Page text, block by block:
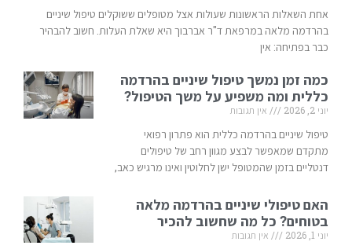
אחת השאלות הראשונות שעולות אצל מטופלים ששוקלים טיפול שיניים
בהרדמה מלאה במרפאת ד"ר אברבוך היא שאלת העלות. חשוב להבהיר
כבר בפתיחה: אין
כמה זמן נמשך טיפול שיניים בהרדמה
כללית ומה משפיע על משך הטיפול?
יוני 2, 2026
אין תגובות
טיפול שיניים בהרדמה כללית הוא פתרון רפואי
מתקדם שמאפשר לבצע מגוון רחב של טיפולים
דנטליים בזמן שהמטופל ישן לחלוטין ואינו מרגיש כאב,
האם טיפולי שיניים בהרדמה מלאה
בטוחים? כל מה שחשוב להכיר
יוני 1, 2026
אין תגובות